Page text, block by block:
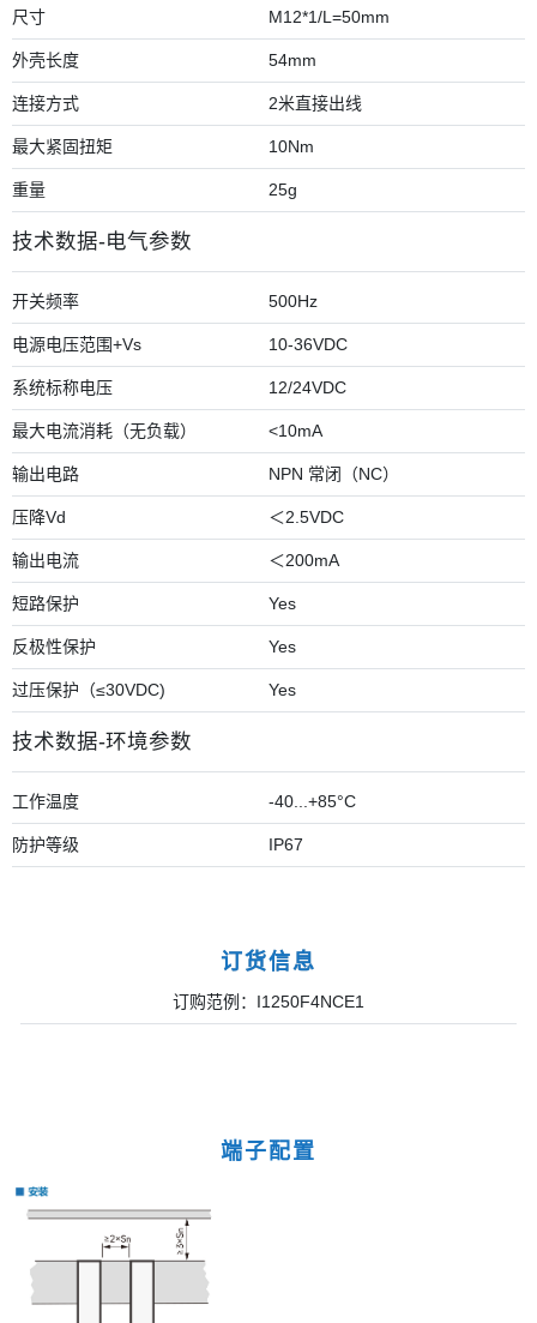
尺寸 M12*1/L=50mm
外壳长度 54mm
连接方式 2米直接出线
最大紧固扭矩 10Nm
重量 25g
技术数据-电气参数
开关频率 500Hz
电源电压范围+Vs 10-36VDC
系统标称电压 12/24VDC
最大电流消耗（无负载） <10mA
输出电路 NPN 常闭（NC）
压降Vd ＜2.5VDC
输出电流 ＜200mA
短路保护 Yes
反极性保护 Yes
过压保护（≤30VDC) Yes
技术数据-环境参数
工作温度 -40...+85°C
防护等级 IP67
订货信息
订购范例：I1250F4NCE1
端子配置